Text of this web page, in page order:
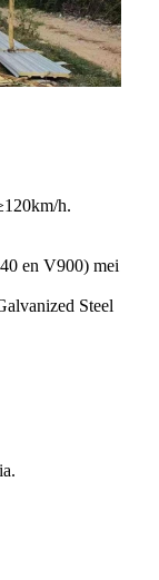
h.
en V900) mei
Steel